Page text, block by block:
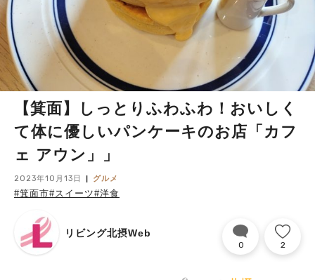
【箕面】しっとりふわふわ！おいしく
て体に優しいパンケーキのお店「カフ
ェ アウン」」
2023年10月13日 グルメ
#箕面市#スイーツ#洋食
リビング北摂Web
0 2